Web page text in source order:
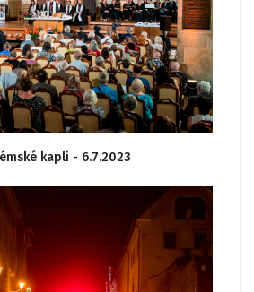
kapli - 6.7.2023